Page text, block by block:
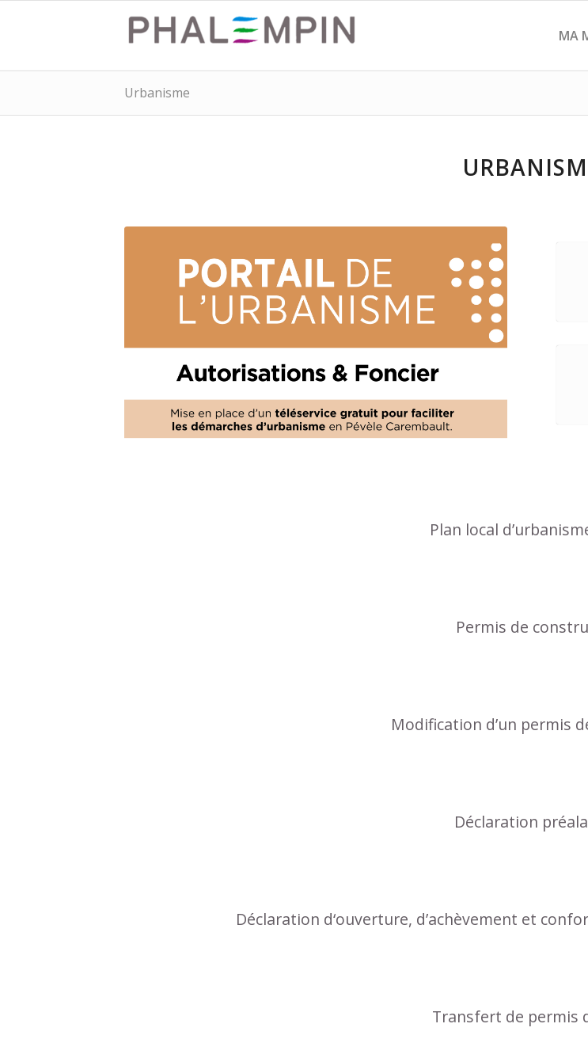
MA
Urbanisme
Plan local
Permis de
Modification d’un permis
Déclaration
Déclaration d‘ouverture, d’achèvement et
Transfert de permis